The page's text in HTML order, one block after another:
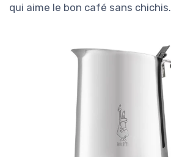
qui aime le bon café sans chichis.